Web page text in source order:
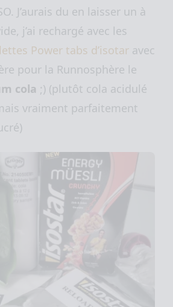
J’aurais du en laisser un à
j’ai rechargé avec les
Power tabs d’isotar avec
pour la Runnosphère le
cola ;) (plutôt cola acidulé
vraiment parfaitement